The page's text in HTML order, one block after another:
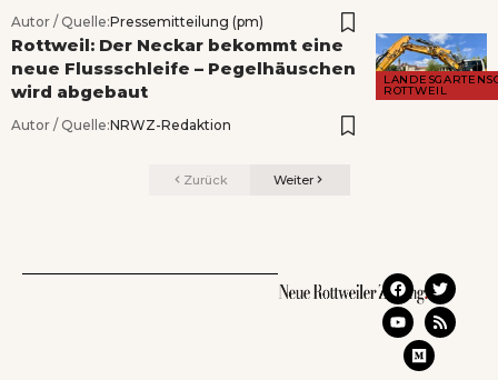
Autor / Quelle:Pressemitteilung (pm)
ROTTWEIL
Rottweil: Der Neckar bekommt eine
neue Flussschleife – Pegelhäuschen
wird abgebaut
Autor / Quelle:NRWZ-Redaktion
Zurück Weiter